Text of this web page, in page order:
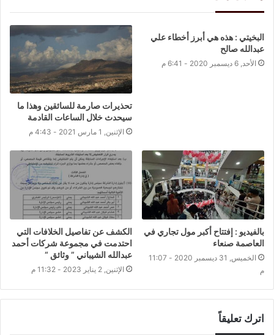
البخيتي : هذه هي أبرز أخطاء علي
عبدالله صالح
الأحد, 6 ديسمبر 2020 - 6:41 م
تحذيرات صارمة للسائقين وهذا ما
سيحدث خلال الساعات القادمة
الإثنين, 1 مارس 2021 - 4:43 م
بالفيديو : إفتتاح أكبر مول تجاري في
العاصمة صنعاء
الخميس, 31 ديسمبر 2020 - 11:07
م
الكشف عن تفاصيل الخلافات التي
احتدمت في مجموعة شركات أحمد
عبدالله الشيباني ” وثائق “
الإثنين, 2 يناير 2023 - 11:32 م
اترك تعليقاً